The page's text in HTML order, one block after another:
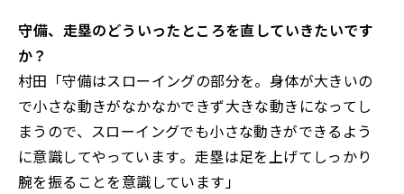
――守備、走塁のどういったところを直していきたいです
か？
村田「守備はスローイングの部分を。 身体が大きいの
で小さな動きがなかなかできず大きな動きになってし
まうので、 スローイングでも小さな動きができるよう
に意識してやっています。走塁は足を上げてしっかり
腕を振ることを意識しています」